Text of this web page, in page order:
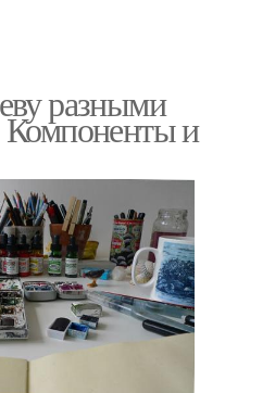
разными
Компоненты и